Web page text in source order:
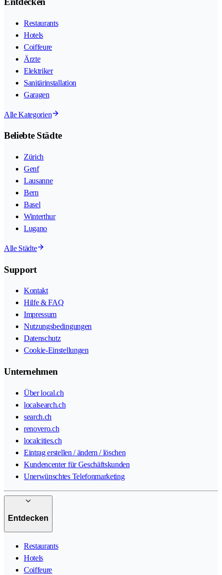
Restaurants
Hotels
Coiffeure
Ärzte
Elektriker
Sanitärinstallation
Garagen
Alle Kategorien
Beliebte Städte
Zürich
Genf
Lausanne
Bern
Basel
Winterthur
Lugano
Alle Städte
Support
Kontakt
Hilfe & FAQ
Impressum
Nutzungsbedingungen
Datenschutz
Cookie-Einstellungen
Unternehmen
Über local.ch
localsearch.ch
search.ch
renovero.ch
localcities.ch
Eintrag erstellen / ändern / löschen
Kundencenter für Geschäftskunden
Unerwünschtes Telefonmarketing
Entdecken
Restaurants
Hotels
Coiffeure